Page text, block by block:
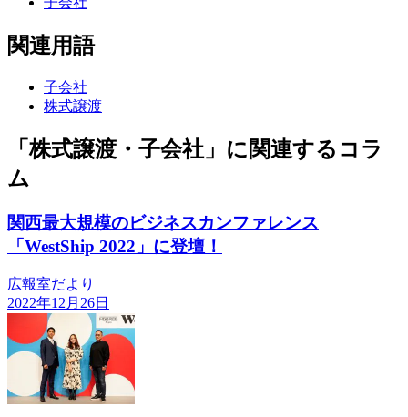
関連用語
子会社
株式譲渡
「株式譲渡・子会社」に関連するコラ
ム
関西最大規模のビジネスカンファレンス
「WestShip 2022」に登壇！
広報室だより
2022年12月26日